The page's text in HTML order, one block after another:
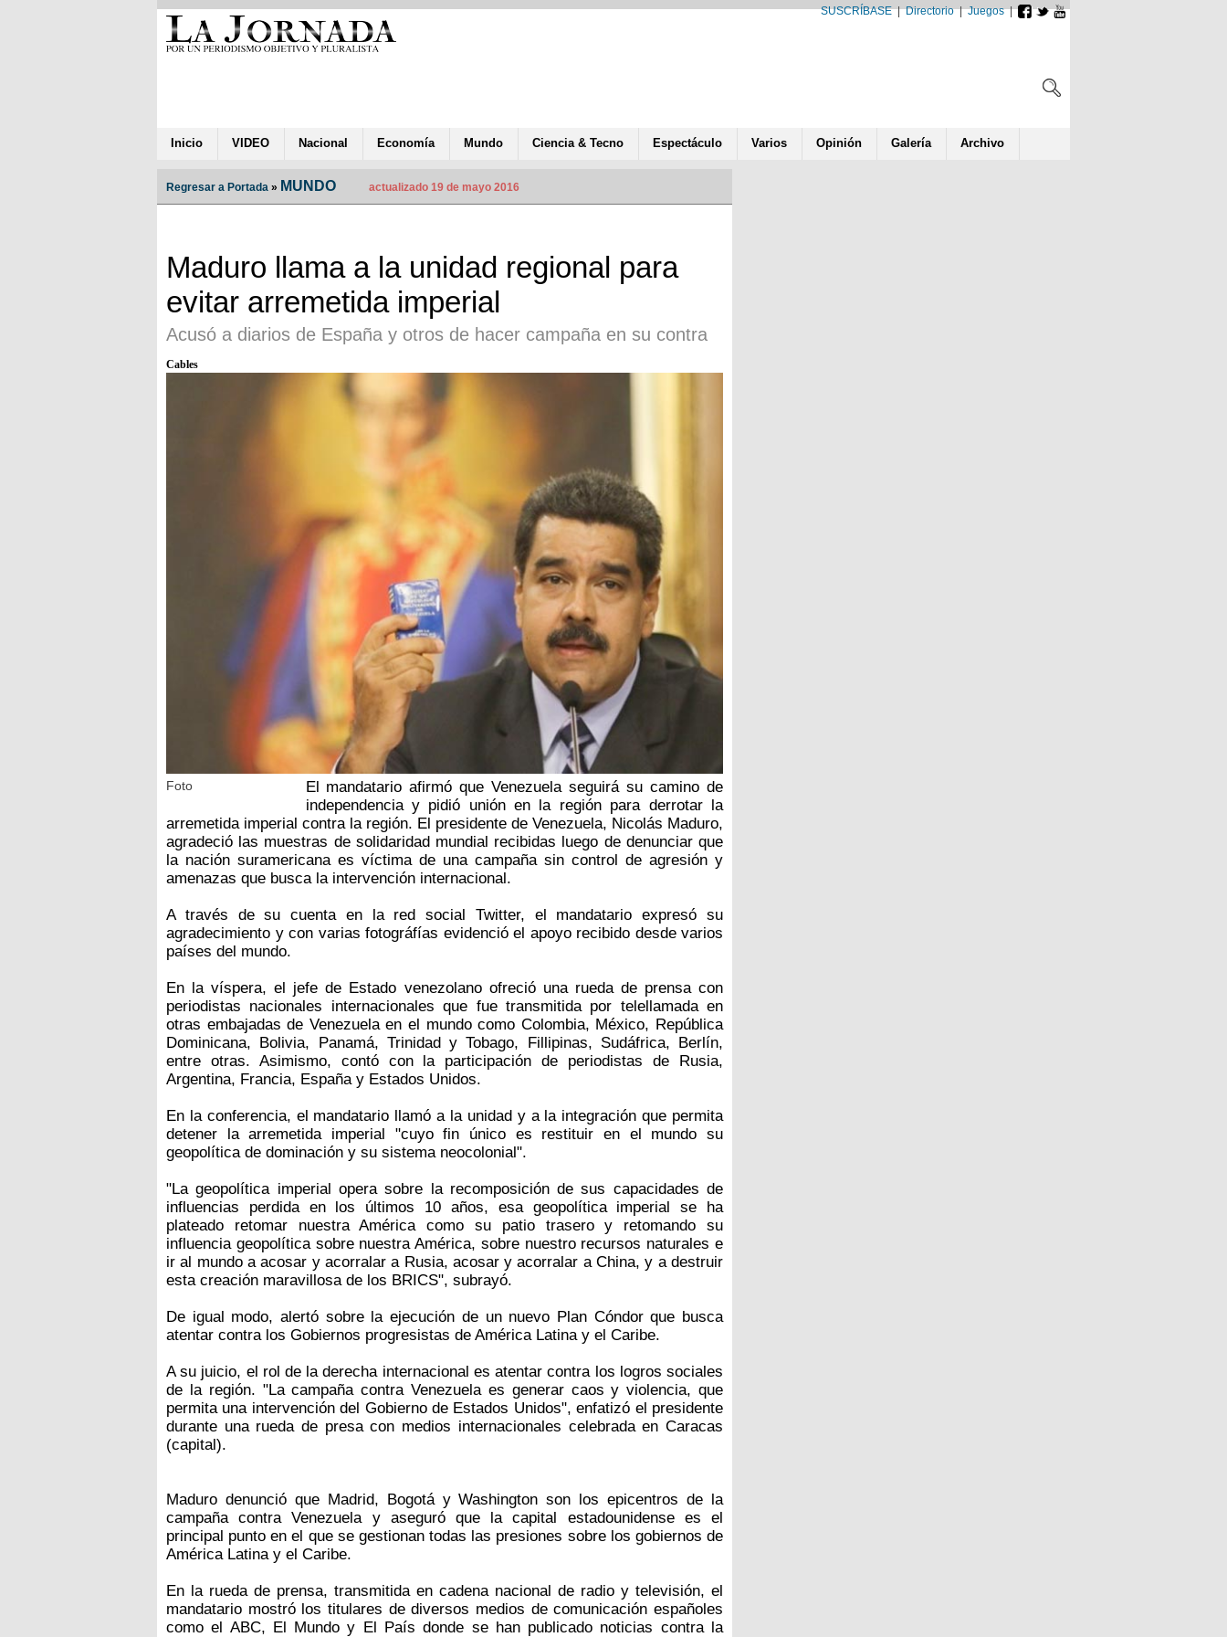
SUSCRÍBASE|Directorio|Juegos|
Inicio VIDEO Nacional Economía Mundo Ciencia & Tecno Espectáculo Varios Opinión Galería Archivo
Regresar a Portada » MUNDO actualizado 19 de mayo 2016
Maduro llama a la unidad regional para
evitar arremetida imperial
Acusó a diarios de España y otros de hacer campaña en su contra
Cables
Foto
El mandatario afirmó que Venezuela seguirá su camino de
independencia y pidió unión en la región para derrotar la
arremetida imperial contra la región. El presidente de Venezuela, Nicolás Maduro,
agradeció las muestras de solidaridad mundial recibidas luego de denunciar que
la nación suramericana es víctima de una campaña sin control de agresión y
amenazas que busca la intervención internacional.
A través de su cuenta en la red social Twitter, el mandatario expresó su
agradecimiento y con varias fotográfías evidenció el apoyo recibido desde varios
países del mundo.
En la víspera, el jefe de Estado venezolano ofreció una rueda de prensa con
periodistas nacionales internacionales que fue transmitida por telellamada en
otras embajadas de Venezuela en el mundo como Colombia, México, República
Dominicana, Bolivia, Panamá, Trinidad y Tobago, Fillipinas, Sudáfrica, Berlín,
entre otras. Asimismo, contó con la participación de periodistas de Rusia,
Argentina, Francia, España y Estados Unidos.
En la conferencia, el mandatario llamó a la unidad y a la integración que permita
detener la arremetida imperial "cuyo fin único es restituir en el mundo su
geopolítica de dominación y su sistema neocolonial".
"La geopolítica imperial opera sobre la recomposición de sus capacidades de
influencias perdida en los últimos 10 años, esa geopolítica imperial se ha
plateado retomar nuestra América como su patio trasero y retomando su
influencia geopolítica sobre nuestra América, sobre nuestro recursos naturales e
ir al mundo a acosar y acorralar a Rusia, acosar y acorralar a China, y a destruir
esta creación maravillosa de los BRICS", subrayó.
De igual modo, alertó sobre la ejecución de un nuevo Plan Cóndor que busca
atentar contra los Gobiernos progresistas de América Latina y el Caribe.
A su juicio, el rol de la derecha internacional es atentar contra los logros sociales
de la región. "La campaña contra Venezuela es generar caos y violencia, que
permita una intervención del Gobierno de Estados Unidos", enfatizó el presidente
durante una rueda de presa con medios internacionales celebrada en Caracas
(capital).
Maduro denunció que Madrid, Bogotá y Washington son los epicentros de la
campaña contra Venezuela y aseguró que la capital estadounidense es el
principal punto en el que se gestionan todas las presiones sobre los gobiernos de
América Latina y el Caribe.
En la rueda de prensa, transmitida en cadena nacional de radio y televisión, el
mandatario mostró los titulares de diversos medios de comunicación españoles
como el ABC, El Mundo y El País donde se han publicado noticias contra la